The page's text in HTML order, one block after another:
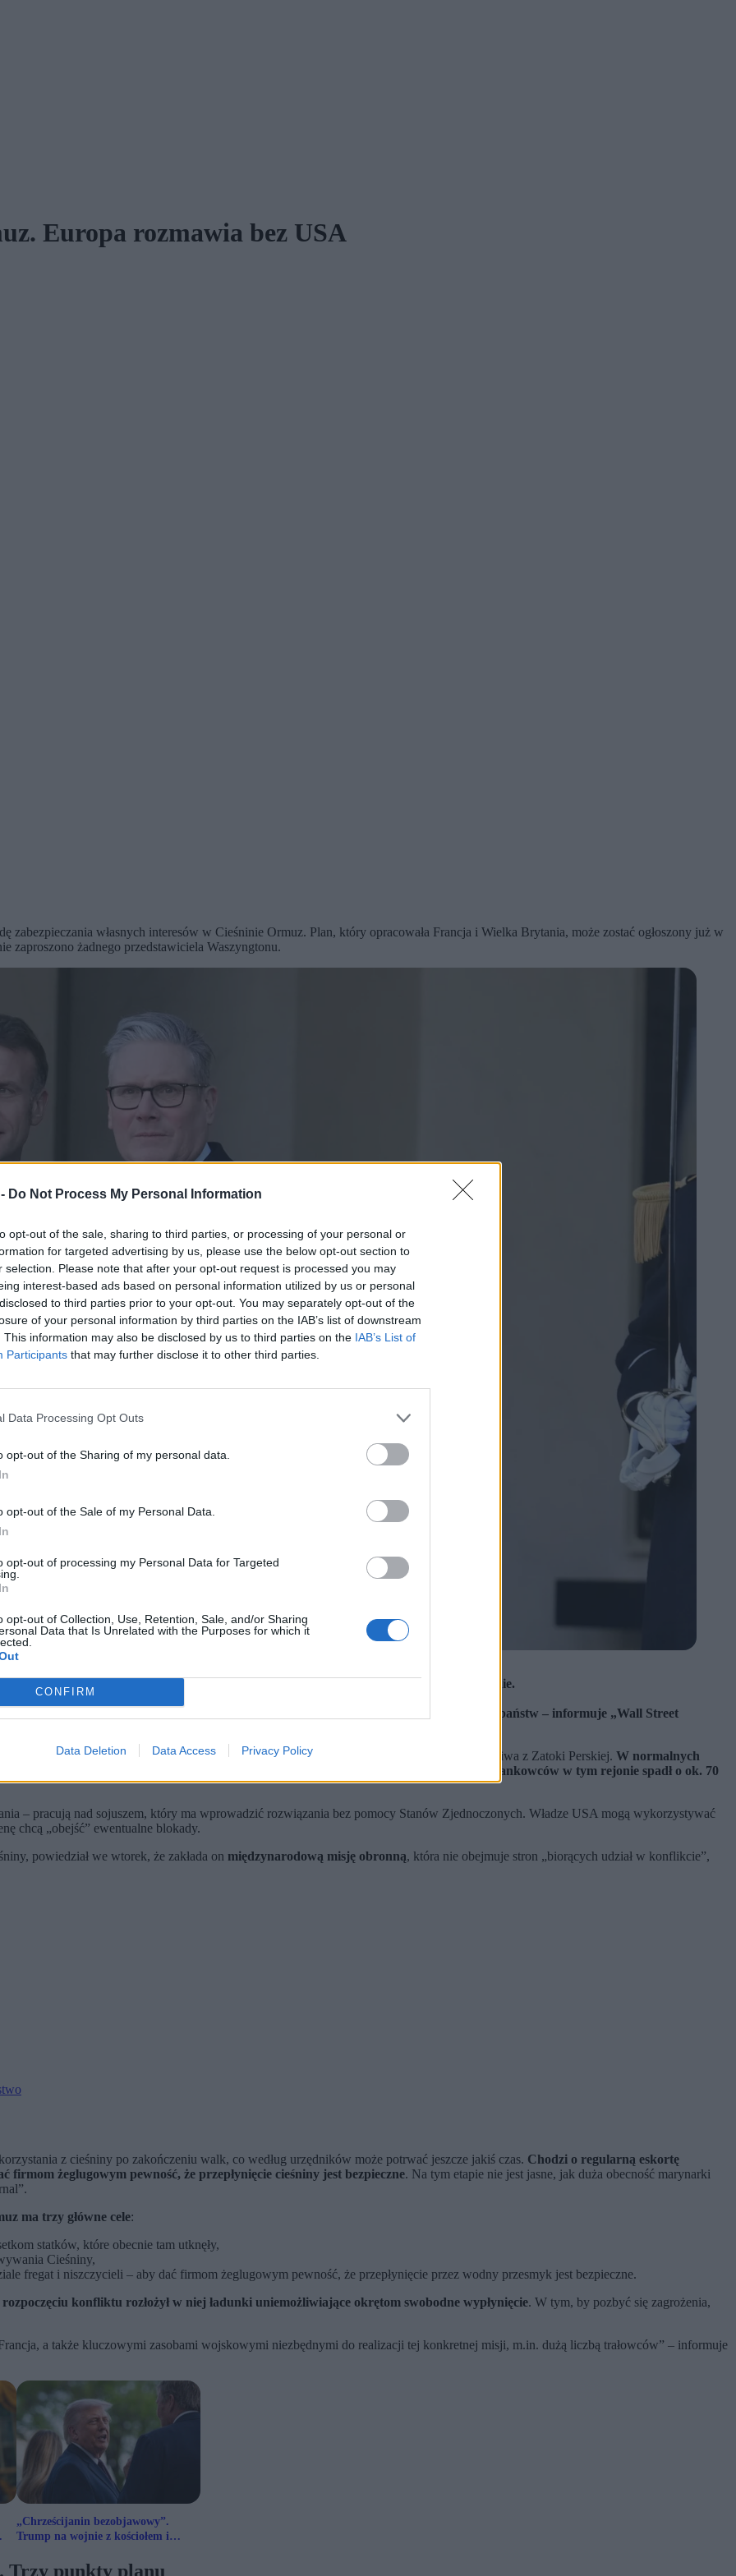
Do Not Process My Personal Information
opt-out of the sale, sharing to third parties, or processing of your personal or
for targeted advertising by us, please use the below opt-out section to
selection. Please note that after your opt-out request is processed you may
interest-based ads based on personal information utilized by us or personal
to third parties prior to your opt-out. You may separately opt-out of the
of your personal information by third parties on the IAB’s list of downstream
This information may also be disclosed by us to third parties on the IAB’s List of
Participants that may further disclose it to other third parties.
Data Processing Opt Outs
opt-out of the Sharing of my personal data.
opt-out of the Sale of my Personal Data.
opt-out of processing my Personal Data for Targeted
opt-out of Collection, Use, Retention, Sale, and/or Sharing
Data that Is Unrelated with the Purposes for which it
CONFIRM
Data Deletion Data Access Privacy Policy
Europa rozmawia bez USA
zabezpieczania własnych interesów w Cieśninie Ormuz. Plan, który opracowała Francja i Wielka Brytania, może zostać ogłoszony już w
zaproszono żadnego przedstawiciela Waszyngtonu.
Michel Euler / PAP)
żeglugowych do korzystania z Cieśniny Ormuz po zakończeniu wojny w Iranie.
zostały podłożone przez Iran tuż po rozpoczęciu konfliktu.
Brytanii, ma zostać omówiony podczas piątkowego spotkania przywódców kilkunastu państw – informuje „Wall Street
Stary Kontynent należy do regionów najbardziej narażonych na zakłócenia w dostawach paliwa z Zatoki Perskiej. W normalnych
dostaw ropy naftowej i innych ważnych surowców, w tym nawozów. Obecnie ruch tankowców w tym rejonie spadł o ok. 70
– pracują nad sojuszem, który ma wprowadzić rozwiązania bez pomocy Stanów Zjednoczonych. Władze USA mogą wykorzystywać
chcą „obejść” ewentualne blokady.
powiedział we wtorek, że zakłada on międzynarodową misję obronną, która nie obejmuje stron „biorących udział w konflikcie”,
z cieśniny po zakończeniu walk, co według urzędników może potrwać jeszcze jakiś czas. Chodzi o regularną eskortę
żeglugowym pewność, że przepłynięcie cieśniny jest bezpieczne. Na tym etapie nie jest jasne, jak duża obecność marynarki
ma trzy główne cele:
statków, które obecnie tam utknęły,
Cieśniny,
fregat i niszczycieli – aby dać firmom żeglugowym pewność, że przepłynięcie przez wodny przesmyk jest bezpieczne.
konfliktu rozłożył w niej ładunki uniemożliwiające okrętom swobodne wypłynięcie. W tym, by pozbyć się zagrożenia,
a także kluczowymi zasobami wojskowymi niezbędnymi do realizacji tej konkretnej misji, m.in. dużą liczbą trałowców” – informuje
„Chrześcijanin bezobjawowy”.
Trump na wojnie z kościołem i
Trzy punkty planu